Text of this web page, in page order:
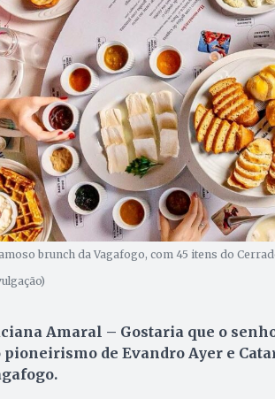
brunch da Vagafogo, com 45 itens do
Amaral – Gostaria que o
pioneirismo de Evandro Ayer e